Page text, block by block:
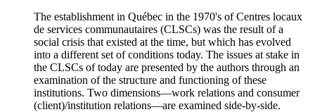
The establishment in Québec in the 1970's of Centres locaux
de services communautaires (CLSCs) was the result of a
social crisis that existed at the time, but which has evolved
into a different set of conditions today. The issues at stake in
the CLSCs of today are presented by the authors through an
examination of the structure and functioning of these
institutions. Two dimensions—work relations and consumer
(client)/institution relations—are examined side-by-side.